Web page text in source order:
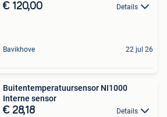
€ 120,00 Details
Bavikhove 22 jul 26
Buitentemperatuursensor NI1000
Interne sensor
€ 28,18 Details